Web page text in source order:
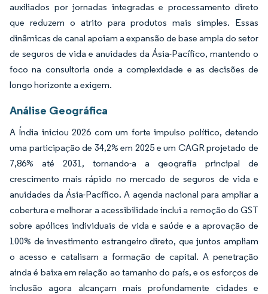
auxiliados por jornadas integradas e processamento direto
que reduzem o atrito para produtos mais simples. Essas
dinâmicas de canal apoiam a expansão de base ampla do setor
de seguros de vida e anuidades da Ásia-Pacífico, mantendo o
foco na consultoria onde a complexidade e as decisões de
longo horizonte a exigem.
Análise Geográfica
A Índia iniciou 2026 com um forte impulso político, detendo
uma participação de 34,2% em 2025 e um CAGR projetado de
7,86% até 2031, tornando-a a geografia principal de
crescimento mais rápido no mercado de seguros de vida e
anuidades da Ásia-Pacífico. A agenda nacional para ampliar a
cobertura e melhorar a acessibilidade inclui a remoção do GST
sobre apólices individuais de vida e saúde e a aprovação de
100% de investimento estrangeiro direto, que juntos ampliam
o acesso e catalisam a formação de capital. A penetração
ainda é baixa em relação ao tamanho do país, e os esforços de
inclusão agora alcançam mais profundamente cidades e